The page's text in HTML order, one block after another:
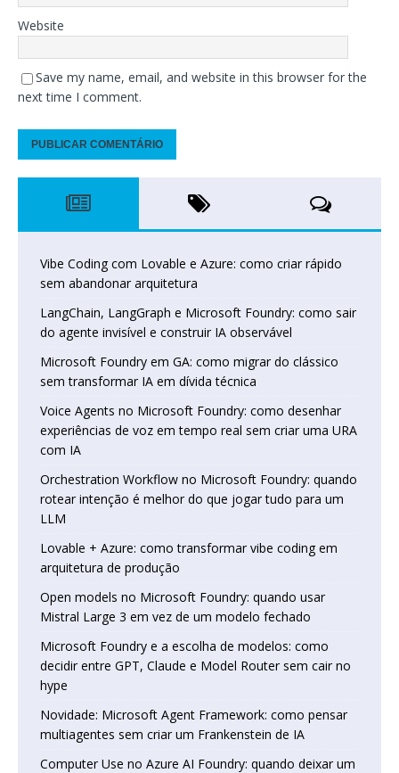
Website
Save my name, email, and website in this browser for the
next time I comment.
Vibe Coding com Lovable e Azure: como criar rápido
sem abandonar arquitetura
LangChain, LangGraph e Microsoft Foundry: como sair
do agente invisível e construir IA observável
Microsoft Foundry em GA: como migrar do clássico
sem transformar IA em dívida técnica
Voice Agents no Microsoft Foundry: como desenhar
experiências de voz em tempo real sem criar uma URA
com IA
Orchestration Workflow no Microsoft Foundry: quando
rotear intenção é melhor do que jogar tudo para um
LLM
Lovable + Azure: como transformar vibe coding em
arquitetura de produção
Open models no Microsoft Foundry: quando usar
Mistral Large 3 em vez de um modelo fechado
Microsoft Foundry e a escolha de modelos: como
decidir entre GPT, Claude e Model Router sem cair no
hype
Novidade: Microsoft Agent Framework: como pensar
multiagentes sem criar um Frankenstein de IA
Computer Use no Azure AI Foundry: quando deixar um